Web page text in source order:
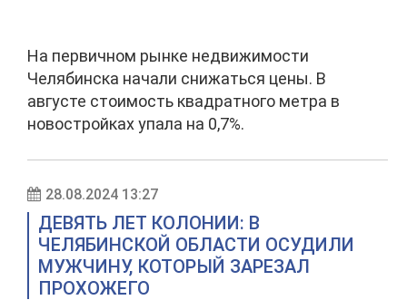
На первичном рынке недвижимости
Челябинска начали снижаться цены. В
августе стоимость квадратного метра в
новостройках упала на 0,7%.
28.08.2024 13:27
ДЕВЯТЬ ЛЕТ КОЛОНИИ: В
ЧЕЛЯБИНСКОЙ ОБЛАСТИ ОСУДИЛИ
МУЖЧИНУ, КОТОРЫЙ ЗАРЕЗАЛ
ПРОХОЖЕГО